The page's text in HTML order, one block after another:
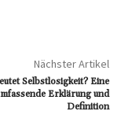
Nächster Artikel
Selbstlosigkeit? Eine
Erklärung und
Definition